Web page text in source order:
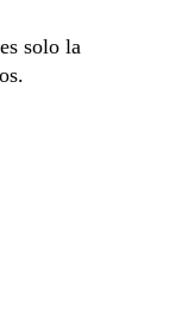
solo la